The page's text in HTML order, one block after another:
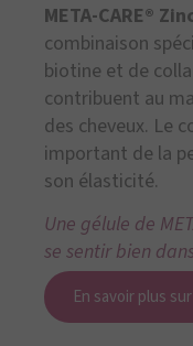
META-CARE®
combinaison
biotine et de
contribuent au
des cheveux. Le
important de la
son élasticité.
Une gélule de
se sentir bien
En savoir plus